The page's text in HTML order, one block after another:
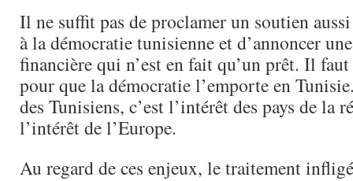
Il ne suffit pas de proclamer un soutien
à la démocratie tunisienne et d’annoncer
financière qui n’est en fait qu’un prêt. Il
pour que la démocratie l’emporte en
des Tunisiens, c’est l’intérêt des pays de la
l’intérêt de l’Europe.
Au regard de ces enjeux, le traitement